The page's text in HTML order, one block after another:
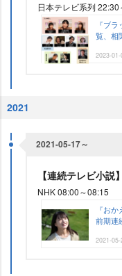
日本テレビ系列 22:30
『ブ
覧、相
2023-01-
2021
2021-05-17～
【連続テレビ小説
NHK 08:00～08:15
『お
前期連
2021-05-